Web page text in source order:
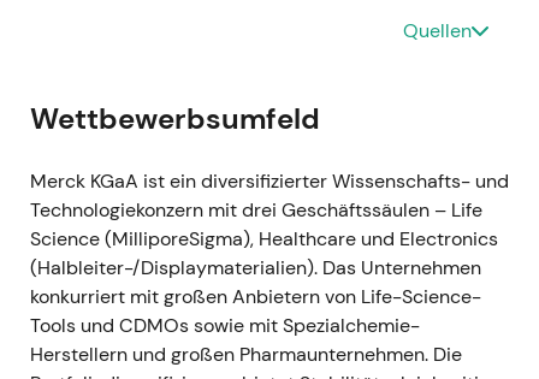
— für den Kapazitätsausbau, Forschung und
Unternehmen signalisierte eine bewusste
wachsende Märkte; Investoren sahen darin ein
kapitalintensiveres, zyklisches Wachstandbein, das
den Life-Science-Bereich ergänzt.[10]- Technisch:
Positiver Katalysator, der den Aufwärtstrend 2021
stützte; zeitweise Volatilität rund um die
Kapitalausgaben-Guidance, strukturell jedoch
unterstützend.[10]
Quellen
Wettbewerbsumfeld
Merck KGaA ist ein diversifizierter Wissenschafts- und
Technologiekonzern mit drei Geschäftssäulen – Life
Science (MilliporeSigma), Healthcare und Electronics
(Halbleiter-/Displaymaterialien). Das Unternehmen
konkurriert mit großen Anbietern von Life-Science-
Tools und CDMOs sowie mit Spezialchemie-
Herstellern und großen Pharmaunternehmen. Die